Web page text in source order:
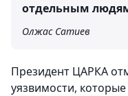
отдельным
Олжас Сатиев
Президент ЦАРКА
уязвимости,